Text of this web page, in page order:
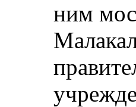
ним